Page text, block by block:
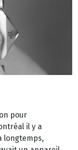
pour
il y a
longtemps,